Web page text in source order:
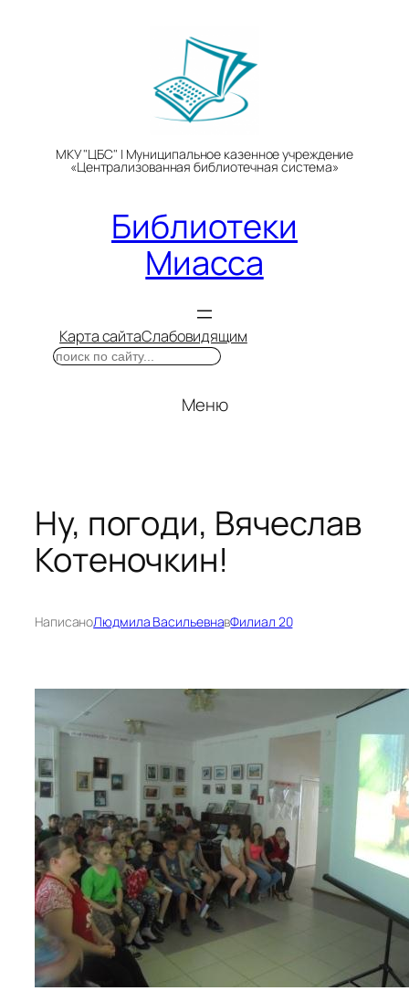
МКУ "ЦБС" | Муниципальное казенное учреждение
«Централизованная библиотечная система»
Библиотеки
Миасса
Карта сайтаСлабовидящим
Поиск
Меню
Ну, погоди, Вячеслав
Котеночкин!
НаписаноЛюдмила ВасильевнавФилиал 20